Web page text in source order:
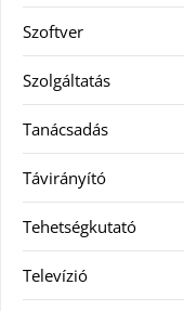
Szoftver
Szolgáltatás
Tanácsadás
Távirányító
Tehetségkutató
Televízió